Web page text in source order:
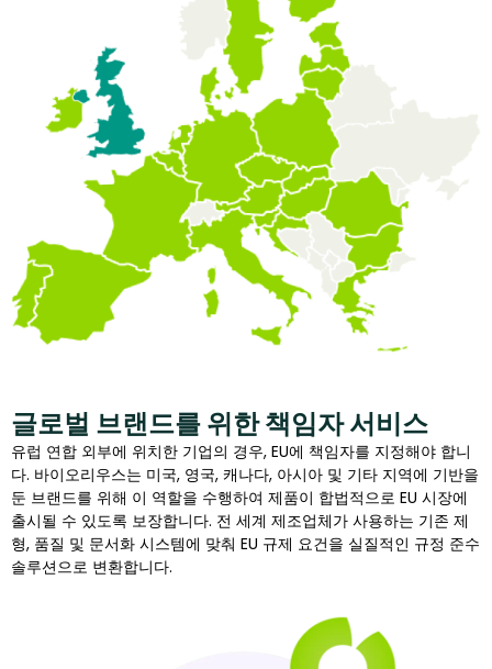
글로벌 브랜드를 위한 책임자 서비스
유럽 연합 외부에 위치한 기업의 경우, EU에 책임자를 지정해야 합니
다. 바이오리우스는 미국, 영국, 캐나다, 아시아 및 기타 지역에 기반을
둔 브랜드를 위해 이 역할을 수행하여 제품이 합법적으로 EU 시장에
출시될 수 있도록 보장합니다. 전 세계 제조업체가 사용하는 기존 제
형, 품질 및 문서화 시스템에 맞춰 EU 규제 요건을 실질적인 규정 준수
솔루션으로 변환합니다.